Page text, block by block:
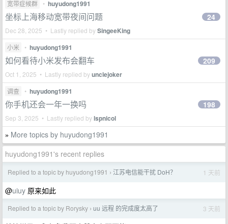
宽带症候群 • huyudong1991
坐标上海移动宽带夜间问题
Dec 28, 2025 • Lastly replied bySingeeKing
24
小米 • huyudong1991
如何看待小米发布会翻车
Oct 1, 2025 • Lastly replied byunclejoker
209
调查 • huyudong1991
你手机还会一年一换吗
Sep 3, 2025 • Lastly replied bylspnicol
198
» More topics by huyudong1991
huyudong1991's recent replies
Replied to a topic by huyudong1991 › 江苏电信能干扰 DoH？ 1 天前
@uiuy 原来如此
Replied to a topic by Rorysky › uu 远程 的完成度太高了 3 天前